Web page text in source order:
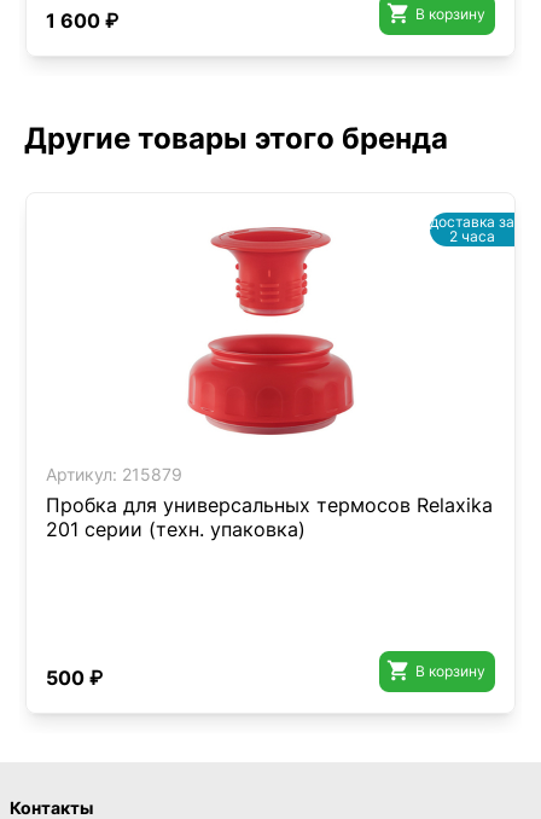
1 600 ₽  В корзину
Другие товары этого бренда
Артикул: 215879
Пробка для универсальных термосов Relaxika
201 серии (техн. упаковка)
500 ₽  В корзину
доставка за
2 часа
Контакты